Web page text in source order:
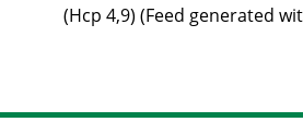
(Hcp 4,9) (Feed generated